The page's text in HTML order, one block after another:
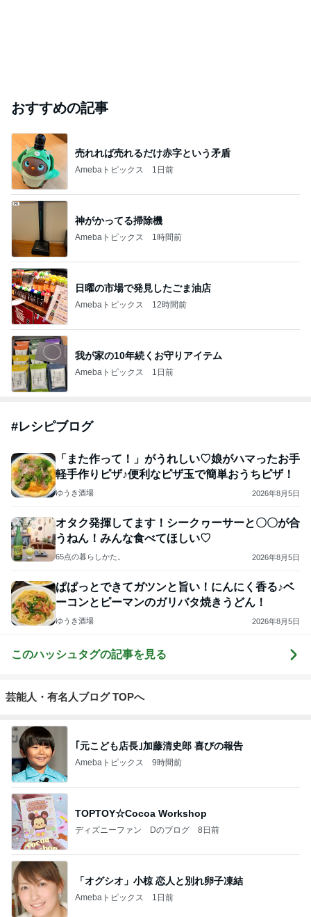
おすすめの記事
売れれば売れるだけ赤字という矛盾
Amebaトピックス 1日前
神がかってる掃除機
Amebaトピックス 1時間前
日曜の市場で発見したごま油店
Amebaトピックス 12時間前
我が家の10年続くお守りアイテム
Amebaトピックス 1日前
#レシピブログ
「また作って！」がうれしい♡娘がハマったお手
軽手作りピザ♪便利なピザ玉で簡単おうちピザ！
ゆうき酒場 2026年8月5日
オタク発揮してます！シークヮーサーと〇〇が合
うねん！みんな食べてほしい♡
65点の暮らしかた。 2026年8月5日
ぱぱっとできてガツンと旨い！にんにく香る♪ベ
ーコンとピーマンのガリバタ焼きうどん！
ゆうき酒場 2026年8月5日
このハッシュタグの記事を見る
芸能人・有名人ブログ TOPへ
｢元こども店長｣加藤清史郎 喜びの報告
Amebaトピックス 9時間前
TOPTOY☆Cocoa Workshop
ディズニーファン Dのブログ 8日前
「オグシオ」小椋 恋人と別れ卵子凍結
Amebaトピックス 1日前